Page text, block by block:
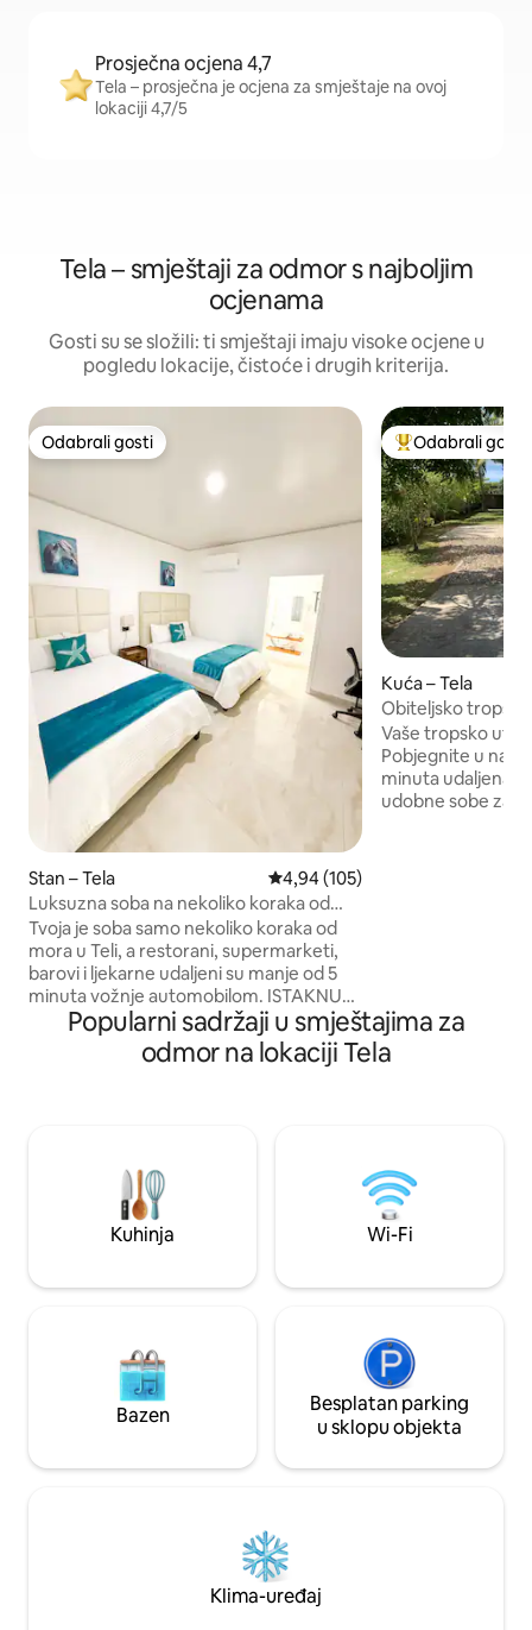
Prosječna ocjena 4,7
Tela – prosječna je ocjena za smještaje na ovoj
lokaciji 4,7/5
Tela – smještaji za odmor s najboljim
ocjenama
Gosti su se složili: ti smještaji imaju visoke ocjene u
pogledu lokacije, čistoće i drugih kriterija.
Odabrali gosti
Odabrali gosti
Stan – Tela Prosječna ocjena: 4,94/5,
4,94 (105)
Luksuzna soba na nekoliko koraka od
plaže | Atlantis5
Tvoja je soba samo nekoliko koraka od
mora u Teli, a restorani, supermarketi,
barovi i ljekarne udaljeni su manje od 5
minuta vožnje automobilom. ISTAKNUTE
POGODNOSTI: - Smart TV, klima-uređaj i
topla voda - Privatno parkiralište -
Pomoć 24 sata dnevno, 7 dana u tjednu,
Smješten u Atlantis Villagesu, jednom od
smještaja s najboljim ocjenama gostiju na
tom području.
Među najviše
Odabrali gosti
Kuća – Tela
Obiteljsko
plaže – Tela
Vaše tropsko
Pobjegnite u
minuta udaljena
udobne sobe za
uživati u
Popularni sadržaji u smještajima za
odmor na lokaciji Tela
Kuhinja Wi-Fi
Bazen
Besplatan parking
u sklopu objekta
Klima-uređaj